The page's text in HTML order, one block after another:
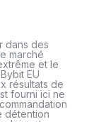
dans des
marché
et le
EU
résultats de
fourni ici ne
détention